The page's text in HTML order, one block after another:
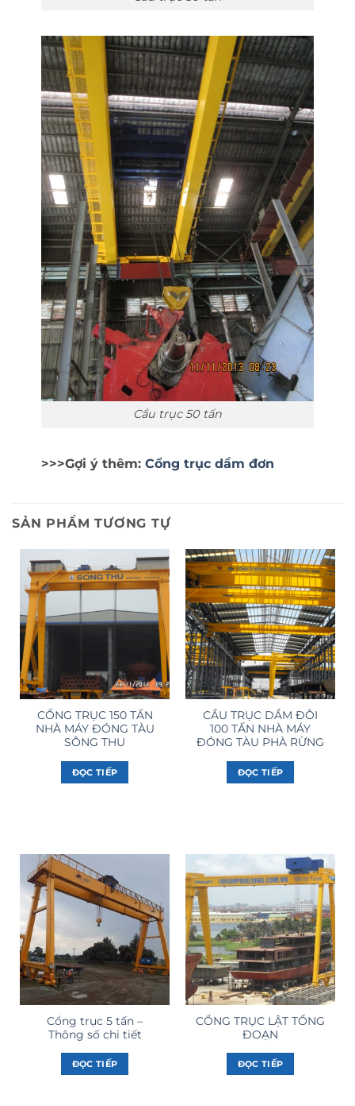
Cầu trục 50 tấn
>>>Gợi ý thêm: Cổng trục dầm đơn
SẢN PHẨM TƯƠNG TỰ
CỔNG TRỤC 150 TẤN
NHÀ MÁY ĐÓNG TÀU
SÔNG THU
ĐỌC TIẾP
CẦU TRỤC DẦM ĐÔI
100 TẤN NHÀ MÁY
ĐÓNG TÀU PHÀ RỪNG
ĐỌC TIẾP
Cổng trục 5 tấn –
Thông số chi tiết
ĐỌC TIẾP
CỔNG TRỤC LẬT TỔNG
ĐOẠN
ĐỌC TIẾP